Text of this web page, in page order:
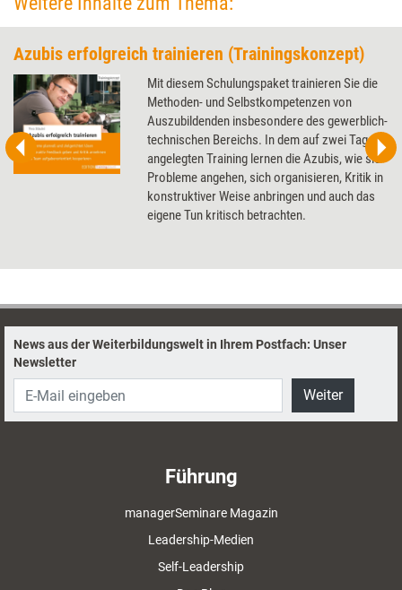
Azubis erfolgreich trainieren (Trainingskonzept)
Mit diesem Schulungspaket trainieren Sie die
Methoden- und Selbstkompetenzen von
Auszubildenden insbesondere des gewerblich-
technischen Bereichs. In dem auf zwei Tage
angelegten Training lernen die Azubis, wie sie
Probleme angehen, sich organisieren, Kritik in
konstruktiver Weise anbringen und auch das
eigene Tun kritisch betrachten.
News aus der Weiterbildungswelt in Ihrem Postfach: Unser
Newsletter
Weiter
Führung
managerSeminare Magazin
Leadership-Medien
Self-Leadership